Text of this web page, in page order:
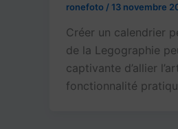
ronefoto / 13 novembre
Créer un calendrier
de la Legographie
captivante d’allier
fonctionnalité